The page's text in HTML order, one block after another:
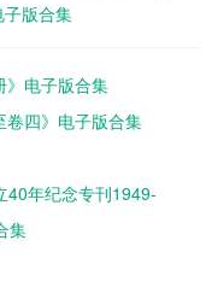
版合集
》电子版合集
卷四》电子版合集
40年纪念专刊1949-
集